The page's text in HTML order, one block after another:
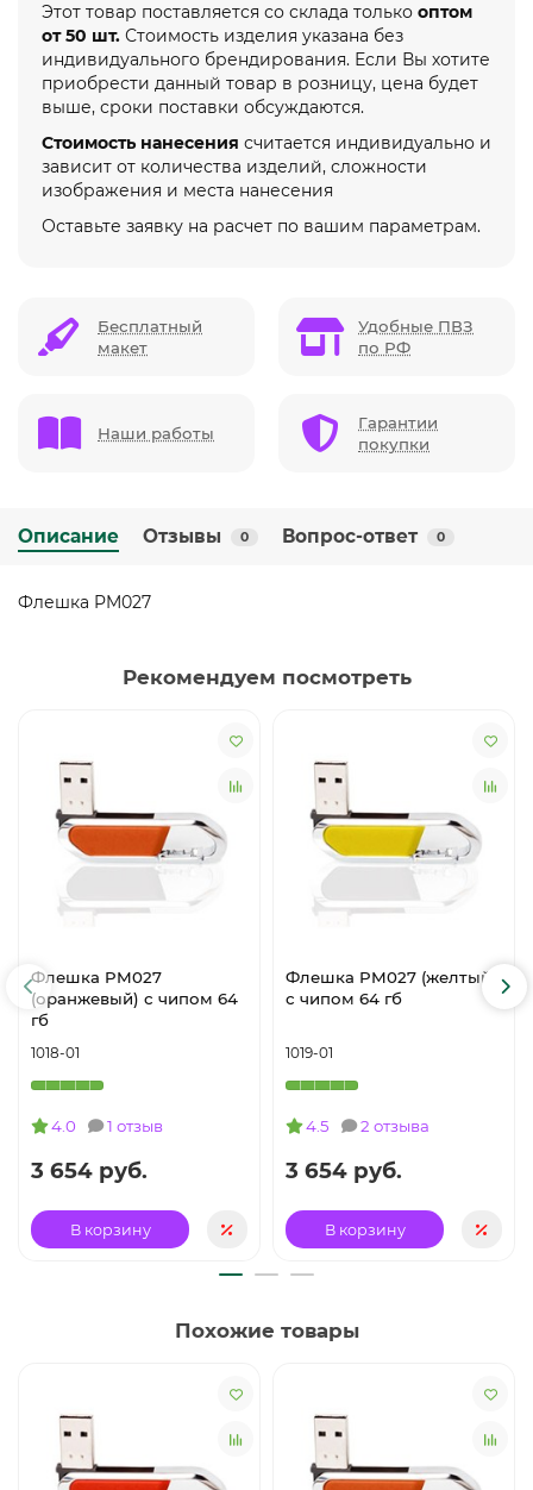
Этот товар поставляется со склада только оптом
от 50 шт. Стоимость изделия указана без
индивидуального брендирования. Если Вы хотите
приобрести данный товар в розницу, цена будет
выше, сроки поставки обсуждаются.
Стоимость нанесения считается индивидуально и
зависит от количества изделий, сложности
изображения и места нанесения
Оставьте заявку на расчет по вашим параметрам.
Бесплатный
макет
Удобные ПВЗ
по РФ
Наши работы
Гарантии
покупки
Описание Отзывы 0 Вопрос-ответ 0
Флешка PM027
Рекомендуем посмотреть
Флешка PM027
(оранжевый) с чипом 64
гб
1018-01
4.0 1 отзыв
3 654 руб.
В корзину
Флешка PM027 (желтый)
с чипом 64 гб
1019-01
4.5 2 отзыва
3 654 руб.
В корзину
Похожие товары